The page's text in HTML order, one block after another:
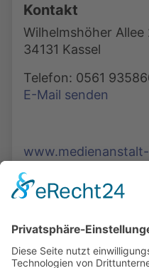
Kontakt
Wilhelmshöher Allee
34131 Kassel
Telefon: 0561
E-Mail senden
Podcasts, Themen